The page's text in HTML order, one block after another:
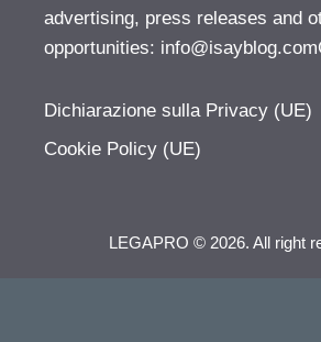
advertising, press releases and
opportunities:
Dichiarazione sulla Privacy (UE)
Cookie Policy (UE)
LEGAPRO © 2026. All right